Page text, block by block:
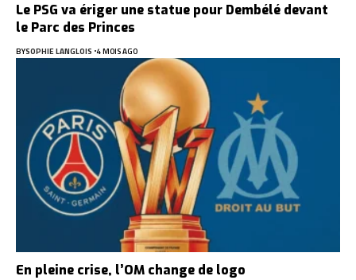
Le PSG va ériger une statue pour Dembélé devant
le Parc des Princes
BYSOPHIE LANGLOIS 4 MOIS AGO
En pleine crise, l’OM change de logo